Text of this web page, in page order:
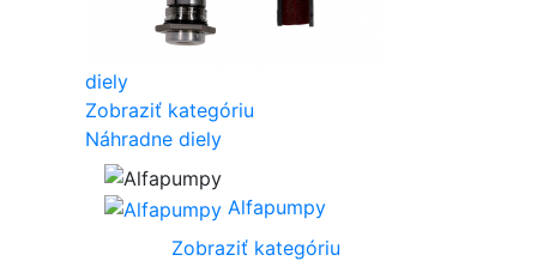
diely
Zobraziť kategóriu
Náhradne diely
Alfapumpy
Zobraziť kategóriu